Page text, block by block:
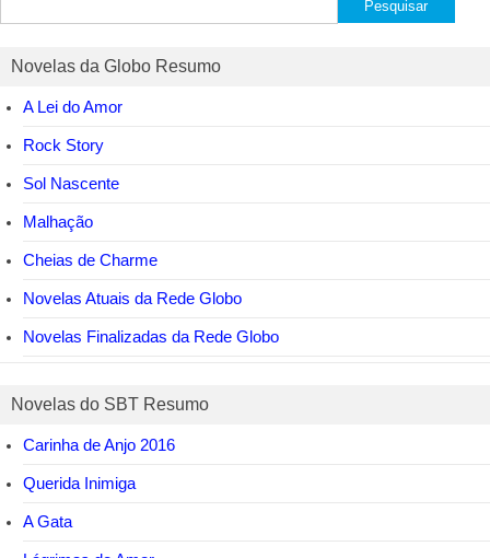
por:
Novelas da Globo Resumo
A Lei do Amor
Rock Story
Sol Nascente
Malhação
Cheias de Charme
Novelas Atuais da Rede Globo
Novelas Finalizadas da Rede Globo
Novelas do SBT Resumo
Carinha de Anjo 2016
Querida Inimiga
A Gata